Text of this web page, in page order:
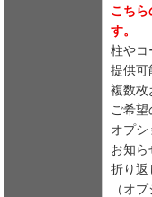
こち
す。
柱や
提供可
複数
ご希望
オプ
お知ら
折り返
（オ